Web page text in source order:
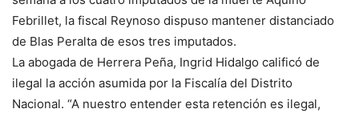
Febrillet, la fiscal Reynoso dispuso mantener distanciado
de Blas Peralta de esos tres imputados.
La abogada de Herrera Peña, Ingrid Hidalgo calificó de
ilegal la acción asumida por la Fiscalía del Distrito
Nacional. “A nuestro entender esta retención es ilegal,